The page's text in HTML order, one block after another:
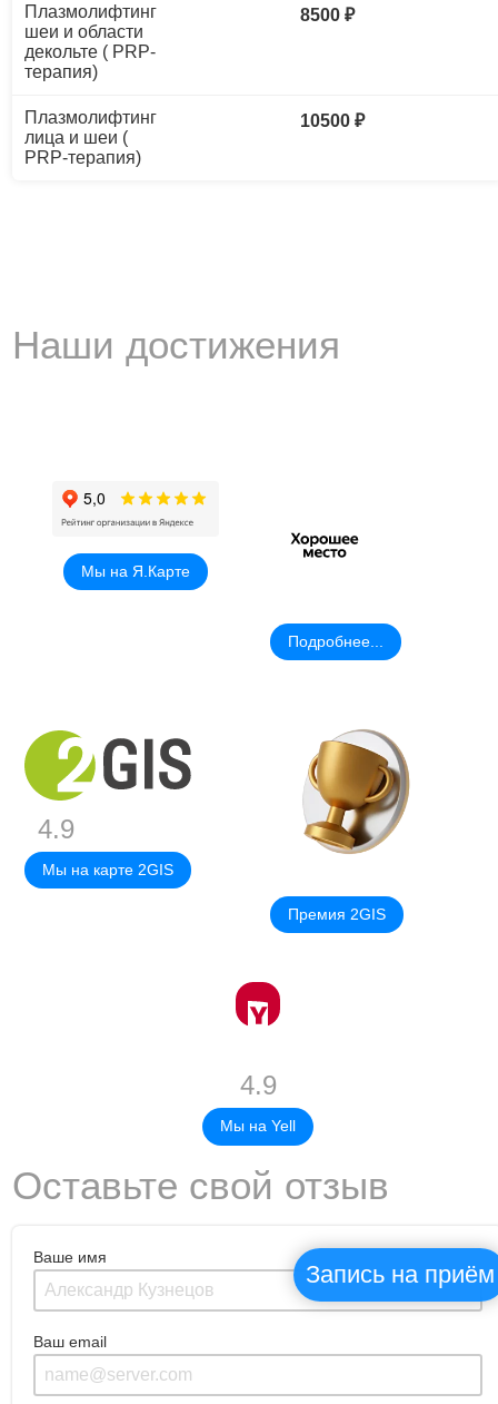
Плазмолифтинг
шеи и области
декольте ( PRP-
терапия)
8500 ₽
Плазмолифтинг
лица и шеи (
PRP-терапия)
10500 ₽
Наши достижения
Мы на Я.Карте
Подробнее...
4.9
Мы на карте 2GIS
Премия 2GIS
4.9
Мы на Yell
Оставьте свой отзыв
Ваше имя
Ваш email
Запись на приём